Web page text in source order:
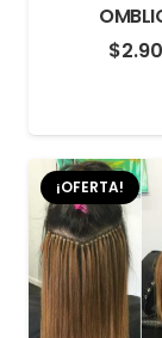
$
¡OFERTA!